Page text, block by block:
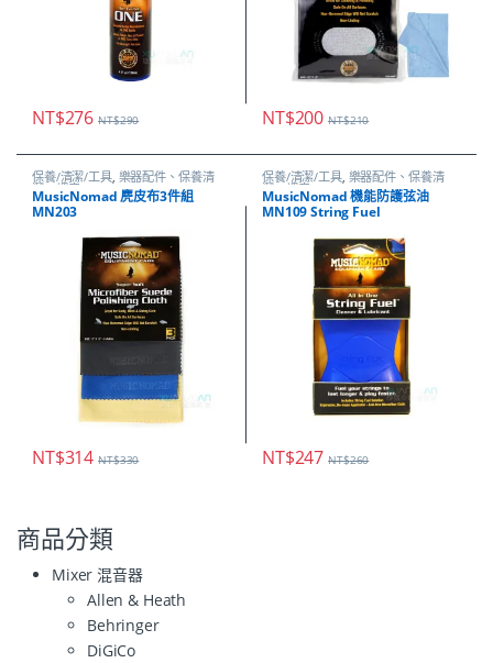
NT$276 NT$290 NT$200 NT$210
保養/清潔/工具, 樂器配件、保養清
潔、調音
MusicNomad 麂皮布3件組
MN203
NT$314 NT$330
保養/清潔/工具, 樂器配件、保養清
潔、調音
MusicNomad 機能防護弦油
MN109 String Fuel
NT$247 NT$260
商品分類
Mixer 混音器
Allen & Heath
Behringer
DiGiCo